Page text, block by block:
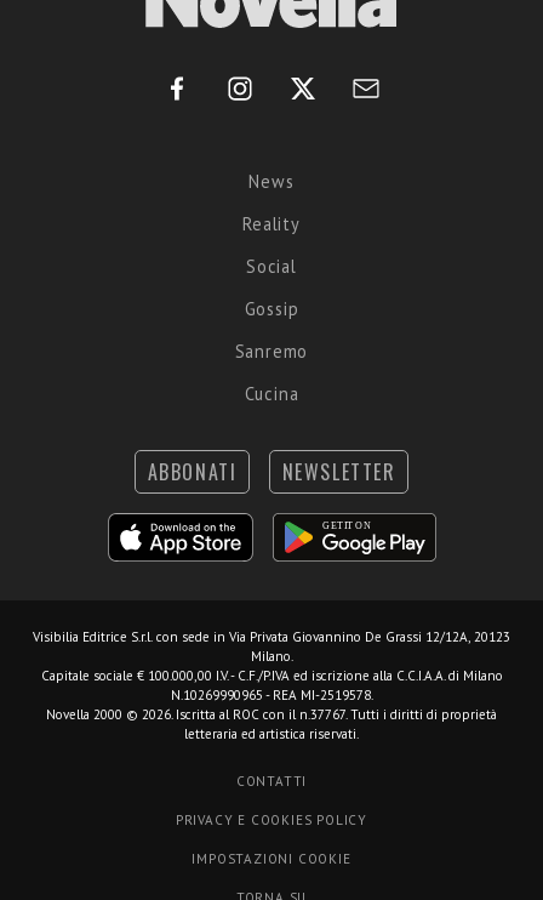
News
Reality
Social
Gossip
Sanremo
Cucina
ABBONATI NEWSLETTER
Visibilia Editrice S.r.l. con sede in Via Privata Giovannino De Grassi 12/12A, 20123
Milano.
Capitale sociale € 100.000,00 I.V. - C.F./P.IVA ed iscrizione alla C.C.I.A.A. di Milano
N.10269990965 - REA MI-2519578.
Novella 2000 © 2026. Iscritta al ROC con il n.37767. Tutti i diritti di proprietà
letteraria ed artistica riservati.
CONTATTI
PRIVACY E COOKIES POLICY
IMPOSTAZIONI COOKIE